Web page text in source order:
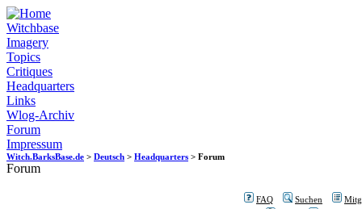
Witchbase
Imagery
Topics
Critiques
Headquarters
Links
Wlog-Archiv
Forum
Impressum
Witch.BarksBase.de > Deutsch > Headquarters > Forum
Forum
FAQ Suchen